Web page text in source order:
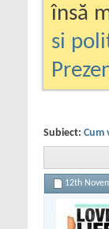
însă
si
Subiect: Cum
12th